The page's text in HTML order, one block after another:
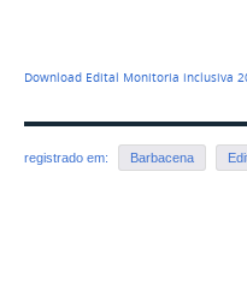
Download Edital Monitoria inclusiva
registrado em: Barbacena